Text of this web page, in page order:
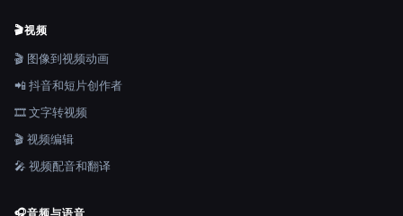
🎬视频
🎬 图像到视频动画
📲 抖音和短片创作者
🎞️ 文字转视频
🎬 视频编辑
🎤 视频配音和翻译
🎧音频与语音